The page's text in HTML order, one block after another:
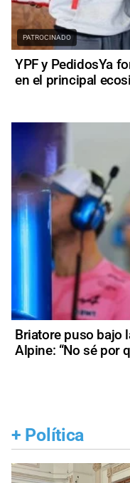
PATROCINADO
YPF y PedidosYa
en el principal
Briatore puso bajo
Alpine: “No sé por
+ Política